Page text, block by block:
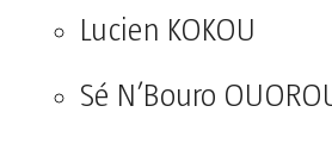
Lucien KOKOU
Sé N’Bouro